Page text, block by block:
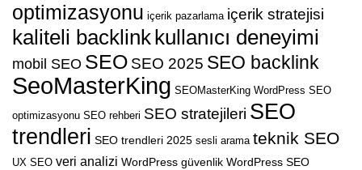
optimizasyonu içerik pazarlama içerik stratejisi
kaliteli backlink kullanıcı deneyimi
mobil SEO SEO SEO 2025 SEO backlink
SeoMasterKing SEOMasterKing WordPress SEO
optimizasyonu SEO rehberi SEO stratejileri SEO
trendleri SEO trendleri 2025 sesli arama teknik SEO
UX SEO veri analizi WordPress güvenlik WordPress SEO